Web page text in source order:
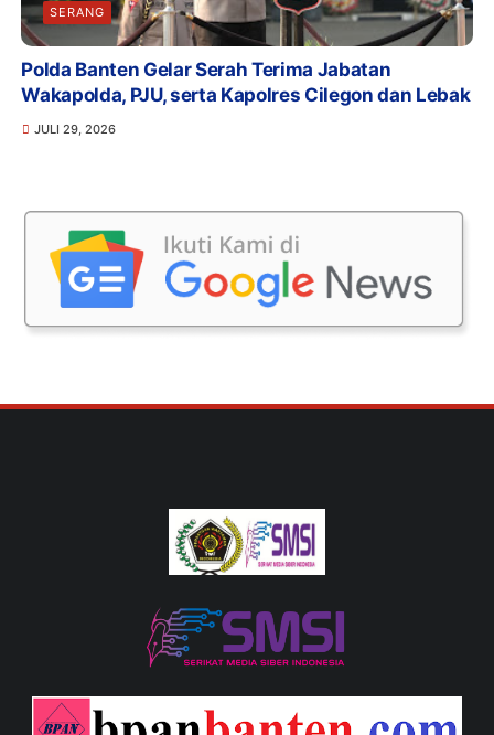
SERANG
Polda Banten Gelar Serah Terima Jabatan
Wakapolda, PJU, serta Kapolres Cilegon dan Lebak
JULI 29, 2026